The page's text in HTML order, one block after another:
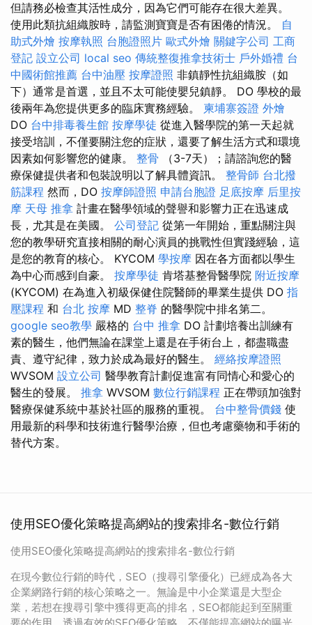
但請務必檢查其活性成分，因為它們可能存在很大差異。
使用此類抗組織胺時，請監測寶寶是否有困倦的情況。 自
助式外燴 按摩執照 台胞證照片 歐式外燴 關鍵字公司 工商
登記 設立公司 local seo 傳統整復推拿技術士 戶外婚禮 台
中國術館推薦 台中油壓 按摩證照 非鎮靜性抗組織胺（如
下）通常是首選，並且不太可能使嬰兒鎮靜。 DO 學校的最
後兩年為您提供更多的臨床實務經驗。 柬埔寨簽證 外燴
DO 台中排毒養生館 按摩學徒 從進入醫學院的第一天起就
接受培訓，不僅要關注您的症狀，還要了解生活方式和環境
因素如何影響您的健康。 整骨 （3-7天）；請諮詢您的醫
療保健提供者和包裝說明以了解具體資訊。 整骨師 台北撥
筋課程 然而，DO 按摩師證照 申請台胞證 足底按摩 后里按
摩 天母 推拿 計畫在醫學領域的聲譽和影響力正在迅速成
長，尤其是在美國。 公司登記 從第一年開始，重點關注與
您的教學研究直接相關的耐心演員的挑戰性但實踐經驗，這
是您的教育的核心。 KYCOM 學按摩 因在各方面都以學生
為中心而感到自豪。 按摩學徒 肯塔基整骨醫學院 附近按摩
(KYCOM) 在為進入初級保健住院醫師的畢業生提供 DO 指
壓課程 和 台北 按摩 MD 整脊 的醫學院中排名第二。
google seo教學 嚴格的 台中 推拿 DO 計劃培養出訓練有
素的醫生，他們無論在課堂上還是在手術台上，都盡職盡
責、遵守紀律，致力於成為最好的醫生。 經絡按摩證照
WVSOM 設立公司 醫學教育計劃促進富有同情心和愛心的
醫生的發展。 推拿 WVSOM 數位行銷課程 正在帶頭加強對
醫療保健系統中基於社區的服務的重視。 台中整骨價錢 使
用最新的科學和技術進行醫學治療，但也考慮藥物和手術的
替代方案。
使用SEO優化策略提高網站的搜索排名-數位行銷
使用SEO優化策略提高網站的搜索排名-數位行銷
在現今數位行銷的時代，SEO（搜尋引擎優化）已經成為各大
企業網路行銷的核心策略之一。無論是中小企業還是大型企
業，若想在搜尋引擎中獲得更高的排名，SEO都能起到至關重